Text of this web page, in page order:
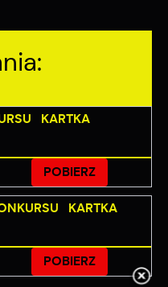
KARTKA
POBIERZ
KARTKA
POBIERZ